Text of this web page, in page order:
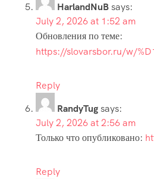
HarlandNuBsays:
July 2, 2026 at 1:52 am
Обновления по теме:
https://slovarsbor.ru/w/
Reply
RandyTugsays:
July 2, 2026 at 2:56 am
Только что опубликовано:
Reply